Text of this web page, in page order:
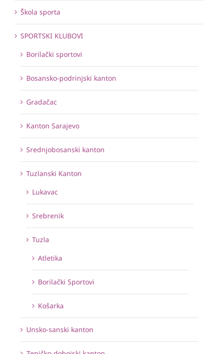
Škola sporta
SPORTSKI KLUBOVI
Borilački sportovi
Bosansko-podrinjski kanton
Gradačac
Kanton Sarajevo
Srednjobosanski kanton
Tuzlanski Kanton
Lukavac
Srebrenik
Tuzla
Atletika
Borilački Sportovi
Košarka
Unsko-sanski kanton